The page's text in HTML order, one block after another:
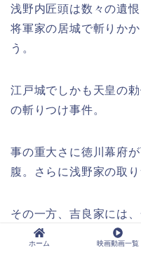
浅野内匠頭は数々の遺
将軍家の居城で斬りか
う。
江戸城でしかも天皇の
の斬りつけ事件。
事の重大さに徳川幕府
腹。さらに浅野家の取
その一方、吉良家には
当時の武士の常識は喧嘩
ホーム 映画動画一覧